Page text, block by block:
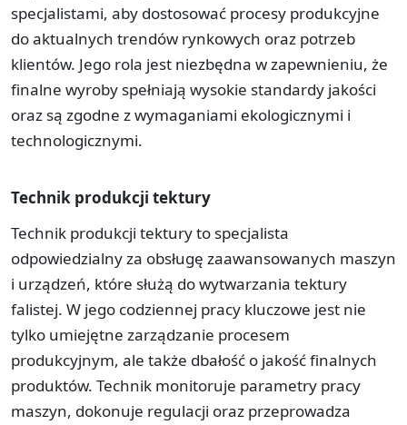
specjalistami, aby dostosować procesy produkcyjne
do aktualnych trendów rynkowych oraz potrzeb
klientów. Jego rola jest niezbędna w zapewnieniu, że
finalne wyroby spełniają wysokie standardy jakości
oraz są zgodne z wymaganiami ekologicznymi i
technologicznymi.
Technik produkcji tektury
Technik produkcji tektury to specjalista
odpowiedzialny za obsługę zaawansowanych maszyn
i urządzeń, które służą do wytwarzania tektury
falistej. W jego codziennej pracy kluczowe jest nie
tylko umiejętne zarządzanie procesem
produkcyjnym, ale także dbałość o jakość finalnych
produktów. Technik monitoruje parametry pracy
maszyn, dokonuje regulacji oraz przeprowadza